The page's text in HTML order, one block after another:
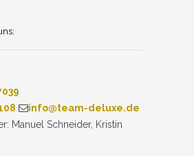
info@team-deluxe.de
Manuel Schneider, Kristin